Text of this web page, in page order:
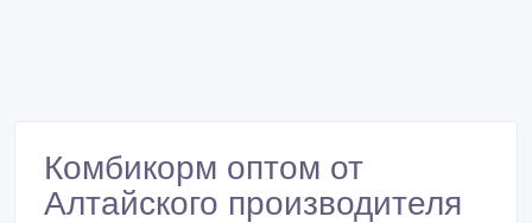
Комбикорм оптом от
Алтайского производителя